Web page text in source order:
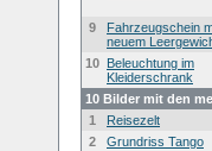
9
Fahrzeugschein
neuem
10 Beleuchtung im
Kleiderschrank
10 Bilder mit den
1
Reisezelt
2
Grundriss Tango